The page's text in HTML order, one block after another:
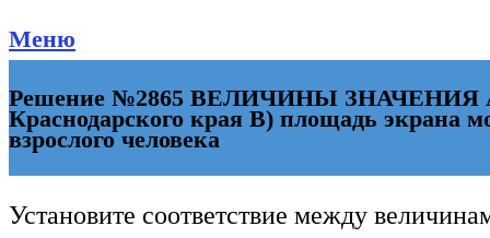
Меню
Решение №2865 ВЕЛИЧИНЫ ЗНАЧЕНИЯ А)
Краснодарского края В) площадь экрана
взрослого человека
Установите соответствие между